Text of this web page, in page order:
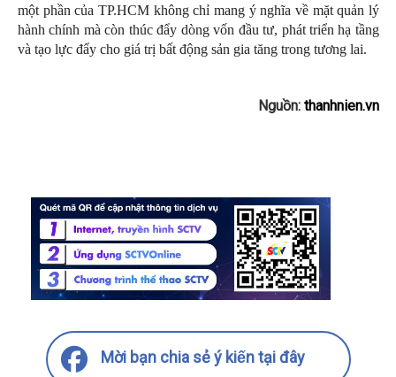
một phần của TP.HCM không chỉ mang ý nghĩa về mặt quản lý
hành chính mà còn thúc đẩy dòng vốn đầu tư, phát triển hạ tầng
và tạo lực đẩy cho giá trị bất động sản gia tăng trong tương lai.
Nguồn: thanhnien.vn
Mời bạn chia sẻ ý kiến tại đây